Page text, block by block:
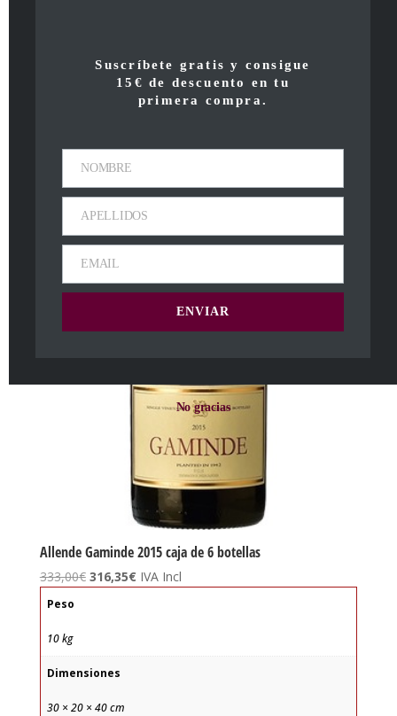
Allende Gaminde 2015 caja de 6 botellas
333,00€ El
333,00€.
316,35€El
316,35€.
IVA Incl
Peso
10 kg
Dimensiones
30 × 20 × 40 cm
Suscríbete gratis y consigue
15€ de descuento en tu
primera compra.
NOMBRE
APELLIDOS
EMAIL
ENVIAR
No gracias